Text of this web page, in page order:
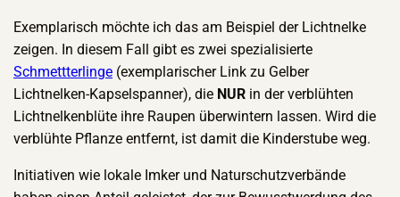
Exemplarisch möchte ich das am Beispiel der Lichtnelke
zeigen. In diesem Fall gibt es zwei spezialisierte
Schmettterlinge (exemplarischer Link zu Gelber
Lichtnelken-Kapselspanner), die NUR in der verblühten
Lichtnelkenblüte ihre Raupen überwintern lassen. Wird die
verblühte Pflanze entfernt, ist damit die Kinderstube weg.
Initiativen wie lokale Imker und Naturschutzverbände